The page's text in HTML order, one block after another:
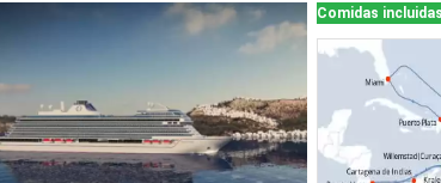
Comidas incluidas